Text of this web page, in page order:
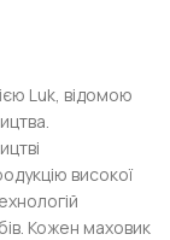
Luk, відомою
високої
Кожен маховик